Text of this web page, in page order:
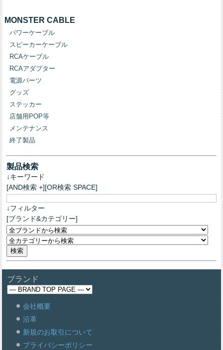
MONSTER CABLE
パワーケーブル
スピーカーケーブル
RCAケーブル
RCAアダプター
電源パーツ
グッズ
ステッカー
店舗用POP等
メンテナンス
終了製品
製品検索
↓キーワード
[AND検索 +][OR検索 SPACE]
↓フィルター
[ブランド&カテゴリー]
ブランド
会社概要
沿革
新規のお取引について
プライバシーポリシー